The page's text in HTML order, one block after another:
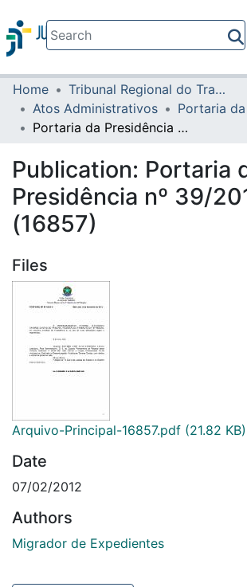
Communities & Collections
All of DSpace
Home
Tribunal Regional do Trabalho da 16ª Região
Atos Administrativos
Portaria
Portaria da Presidência nº 39/2011 (16857)
Publication: Portaria
Presidência nº 39/
(16857)
Files
Arquivo-Principal-16857.pdf (21.82 KB)
Date
07/02/2012
Authors
Migrador de Expedientes